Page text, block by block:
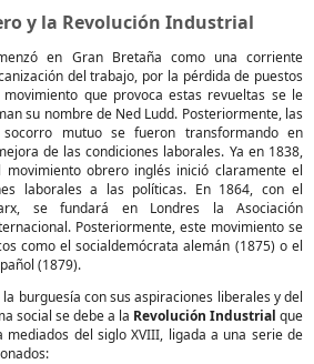
y la Revolución Industrial
en Gran Bretaña como una corriente
del trabajo, por la pérdida de puestos
que provoca estas revueltas se le
su nombre de Ned Ludd. Posteriormente, las
mutuo se fueron transformando en
de las condiciones laborales. Ya en 1838,
movimiento obrero inglés inició claramente el
laborales a las políticas. En 1864, con el
se fundará en Londres la Asociación
Posteriormente, este movimiento se
como el socialdemócrata alemán (1875) o el
(1879).
burguesía con sus aspiraciones liberales y del
social se debe a la Revolución Industrial que
del siglo XVIII, ligada a una serie de